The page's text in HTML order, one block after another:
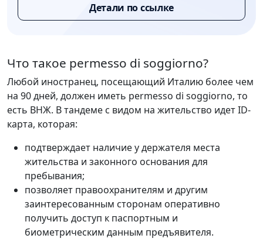
Детали по ссылке
Что такое permesso di soggiorno?
Любой иностранец, посещающий Италию более чем
на 90 дней, должен иметь permesso di soggiorno, то
есть ВНЖ. В тандеме с видом на жительство идет ID-
карта, которая:
подтверждает наличие у держателя места
жительства и законного основания для
пребывания;
позволяет правоохранителям и другим
заинтересованным сторонам оперативно
получить доступ к паспортным и
биометрическим данным предъявителя.